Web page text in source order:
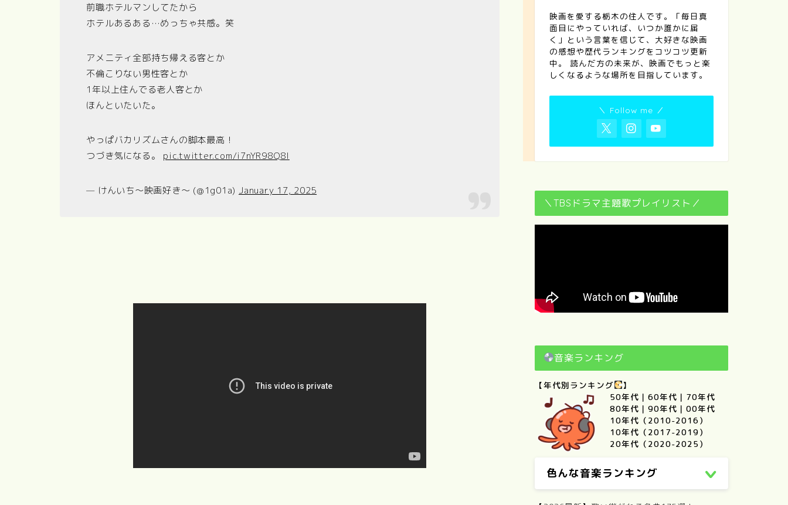
前職ホテルマンしてたから
ホテルあるある…めっちゃ共感。笑
アメニティ全部持ち帰える客とか
不倫こりない男性客とか
1年以上住んでる老人客とか
ほんといたいた。
やっぱバカリズムさんの脚本最高！
つづき気になる。 pic.twitter.com/i7nYR98Q8I
— けんいち〜映画好き〜 (@1g01a) January 17, 2025
映画を愛する栃木の住人です。「毎日真
面目にやっていれば、いつか誰かに届
く」という言葉を信じて、大好きな映画
の感想や歴代ランキングをコツコツ更新
中。 読んだ方の未来が、映画でもっと楽
しくなるような場所を目指しています。
＼ Follow me ／
＼TBSドラマ主題歌プレイリスト／
音楽ランキング
【年代別ランキング
】
50年代 ｜ 60年代 ｜ 70年代
80年代 ｜ 90年代 ｜ 00年代
10年代（2010-2016）
10年代（2017-2019）
20年代（2020-2025）
色んな音楽ランキング